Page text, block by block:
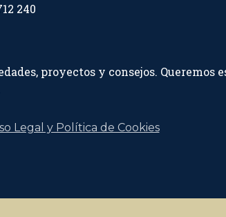
240
proyectos y consejos. Queremos
Legal y Política de Cookies